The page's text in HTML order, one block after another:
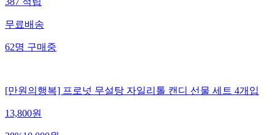
387적립
무료배송
62명구매중
[만원의행복] 프로넛 무설탕 자일리톨 캔디 선물 세트 4개입
13,800원